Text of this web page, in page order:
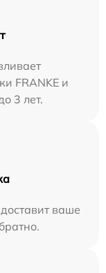
FRANKE и
3 лет.
ваше